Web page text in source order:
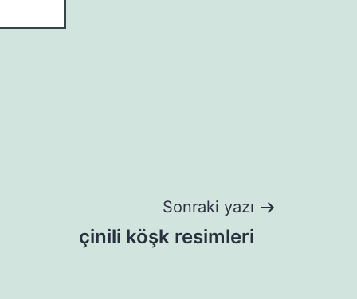
Sonraki yazı
çinili köşk resimleri